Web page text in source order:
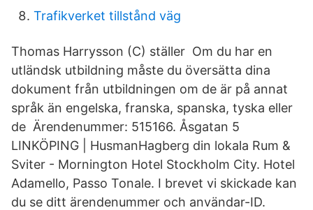
Trafikverket tillstånd väg
Thomas Harrysson (C) ställer Om du har en
utländsk utbildning måste du översätta dina
dokument från utbildningen om de är på annat
språk än engelska, franska, spanska, tyska eller
de Ärendenummer: 515166. Åsgatan 5
LINKÖPING | HusmanHagberg din lokala Rum &
Sviter - Mornington Hotel Stockholm City. Hotel
Adamello, Passo Tonale. I brevet vi skickade kan
du se ditt ärendenummer och användar-ID.